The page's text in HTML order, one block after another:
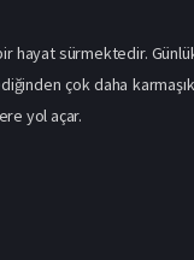
hayat sürmektedir.
çok daha
yol açar.